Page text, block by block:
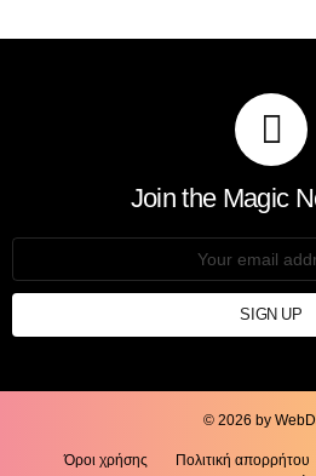
Join the Magic
© 2026 by
Όροι χρήσης Πολιτική απορρήτου